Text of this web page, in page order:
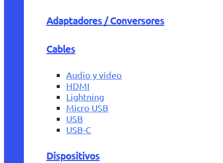
Adaptadores / Conversores
Cables
Audio y vídeo
HDMI
Lightning
Micro USB
USB
USB-C
Dispositivos